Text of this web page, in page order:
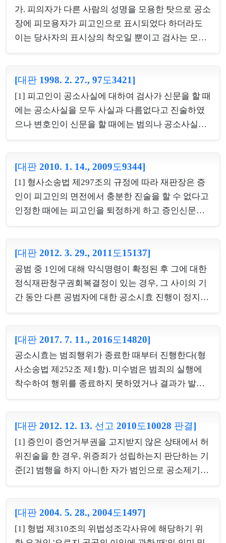
에게 이에 대한 공격방어의 수단을 강구할 기회를 사
전에 부여하여야 한다는 점에서 그 증거와 증명하고
자 하는 사실과의 ...
가. 피의자가 다른 사람의 성명을 모용한 탓으로 공소
장에 피모용자가 피고인으로 표시되었다 하더라도
이는 당사자의 표시상의 착오일 뿐이고 검사는 모용
수 없고, 이와 같은 경우 검사는 공소장의 인적 사항
의 기재를 정정하여 피고인의 표시를 바로잡아야 하
는 것인바, 이는 피고인의 표시상의 착오를 정정하는
것이지 공소장을 변경하는 것이 아니므로 형사소송
&ldquo;가&rdquo;항에 있어 검사가 공소장의 피고인
표시를 정정하여 모용관계를 바로잡지 아니한 경우
에는 외형상 피모용자 명의로 공소가 제기된 것으로
되어 있어 공소제...
[대판 1998. 2. 27., 97도3421]
[1] 피고인이 공소사실에 대하여 검사가 신문을 할 때
에는 공소사실을 모두 사실과 다름없다고 진술하였
으나 변호인이 신문을 할 때에는 범의나 공소사실을
진술을 제외한 나머지 증거들은 간이공판절차가 아
닌 일반절차에 의한 적법한 증거조사를 거쳐 그에 관
한 증거능력이 부여되지 아니하는 한 그 공소사실에
대한 유죄의 증거로 삼을 수 없다. [2] 피고인이 제1심
정하고, 이에 따라 제1심법원이 제1심판결 명시의 증
거들을 증거로 함에 피고인 또는 변호인의 이의가 없
어 형사소송법 제318조의3의 규정에 따라 증거능력
이 있다고 보고, ...
[대판 2010. 1. 14., 2009도9344]
[1] 형사소송법 제297조의 규정에 따라 재판장은 증
인이 피고인의 면전에서 충분한 진술을 할 수 없다고
인정한 때에는 피고인을 퇴정하게 하고 증인신문을
을 배제하는 것은 허용될 수 없다. [2] 형사소송법 제
297조에 따라 변호인이 없는 피고인을 일시 퇴정하
게 하고 증인신문을 한 다음 피고인에게 실질적인 반
대신문의 기회를 부여하지 아니한 채 이루어진 증인
인신문 결과 등을 공판조서(증인신문조서)에 의하여
고지하였는데 피고인이 ‘변경할 점과 이의할 점이 없
다’고 진술하여 책문권 포기 의사를 명시함으로써 실
질적인 반대신문...
[대판 2012. 3. 29., 2011도15137]
공범 중 1인에 대해 약식명령이 확정된 후 그에 대한
정식재판청구권회복결정이 있는 경우, 그 사이의 기
간 동안 다른 공범자에 대한 공소시효 진행이 정지되
[대판 2017. 7. 11., 2016도14820]
공소시효는 범죄행위가 종료한 때부터 진행한다(형
사소송법 제252조 제1항). 미수범은 범죄의 실행에
착수하여 행위를 종료하지 못하였거나 결과가 발생
나 결과가 발생하지 아니하여 더 이상 범죄가 진행될
수 없는 때에 종료하고, 그때부터 미수범의 공소시효
가 진행한다.
[대판 2012. 12. 13. 선고 2010도10028 판결]
[1] 증인이 증언거부권을 고지받지 않은 상태에서 허
위진술을 한 경우, 위증죄가 성립하는지 판단하는 기
준[2] 범행을 하지 아니한 자가 범인으로 공소제기되
과 함께 범행하였다고 허위의 진술을 한 경우, 증언거
부권의 대상이 되는지 여부(적극)[3] 공범인 공동피
고인이 소송절차의 분리로 피고인 지위에서 벗어난
[대판 2004. 5. 28., 2004도1497]
[1] 형법 제310조의 위법성조각사유에 해당하기 위